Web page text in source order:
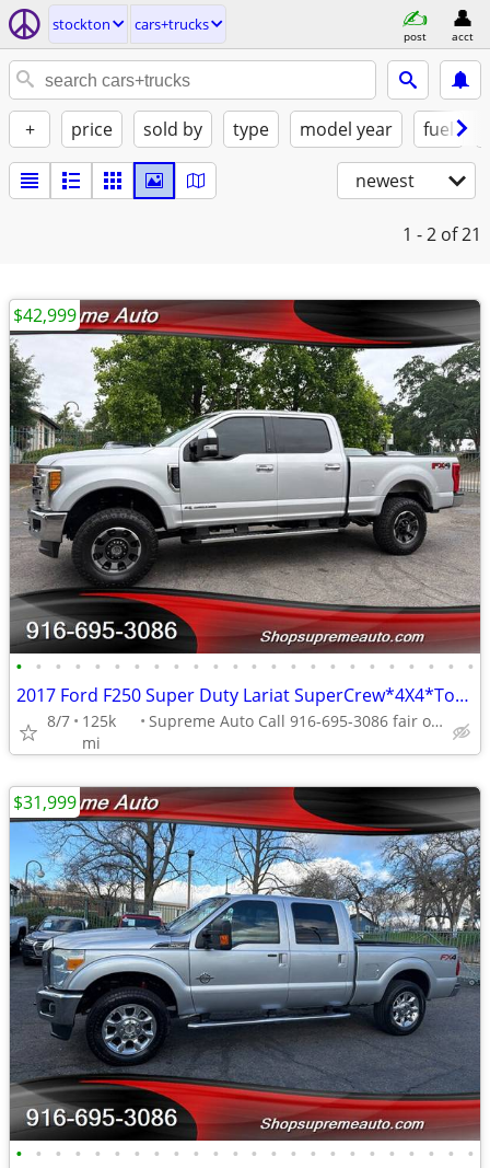
stockton cars+trucks
post acct
+ price sold by type model year fuel
newest
1 - 2 of 21
• • • • • • • • • • • • • • • • • • • • • • • •
2017 Ford F250 Super Duty Lariat SuperCrew*4X4*Tow Package*Lifted*FX4*
8/7
125k
mi
Supreme Auto Call 916-695-3086 fair oaks
$42,999
• • • • • • • • • • • • • • • • • • • • • • • •
$31,999